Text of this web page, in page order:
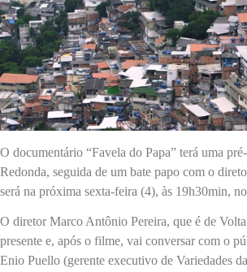
O documentário “Favela do Papa” terá uma
Redonda, seguida de um bate papo com o
será na próxima sexta-feira (4), às 19h30min,
O diretor Marco Antônio Pereira, que é de Volta
presente e, após o filme, vai conversar com o
Enio Puello (gerente executivo de Variedades